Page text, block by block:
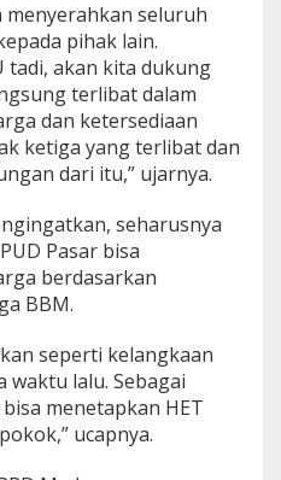
menyerahkan seluruh
pihak lain.
akan kita dukung
terlibat dalam
dan ketersediaan
ketiga yang terlibat dan
dari itu,” ujarnya.
seharusnya
Pasar bisa
berdasarkan
BBM.
seperti kelangkaan
lalu. Sebagai
menetapkan HET
ucapnya.